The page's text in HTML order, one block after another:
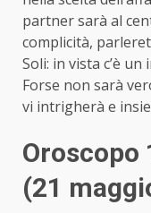
partner sarà al
complicità,
Soli: in vista c’è
Forse non sarà
vi intrigherà e
Oroscopo
(21